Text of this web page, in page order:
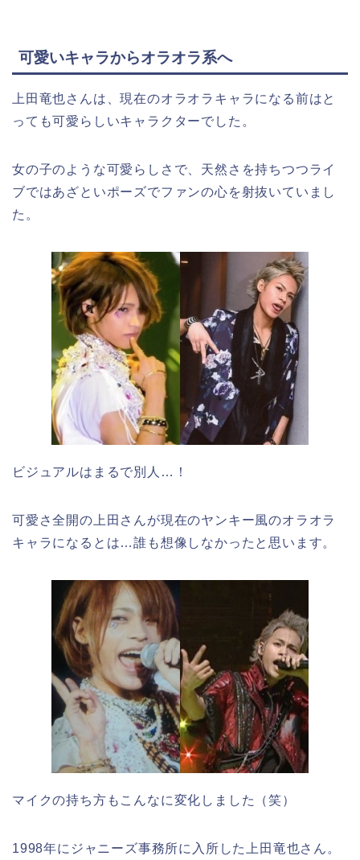
可愛いキャラからオラオラ系へ
上田竜也さんは、現在のオラオラキャラになる前はと
っても可愛らしいキャラクターでした。
女の子のような可愛らしさで、天然さを持ちつつライ
ブではあざといポーズでファンの心を射抜いていまし
た。
ビジュアルはまるで別人…！
可愛さ全開の上田さんが現在のヤンキー風のオラオラ
キャラになるとは…誰も想像しなかったと思います。
マイクの持ち方もこんなに変化しました（笑）
1998年にジャニーズ事務所に入所した上田竜也さん。